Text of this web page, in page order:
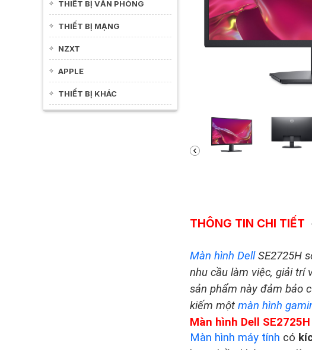
THIẾT BỊ VĂN PHÒNG
THIẾT BỊ MẠNG
NZXT
APPLE
THIẾT BỊ KHÁC
THÔNG TIN CHI TIẾT
Màn hình DellSE2725H
nhu cầu làm việc, giải trí
sản phẩm này đảm bảo
kiếm một màn hình
Màn hình Dell SE2725H
Màn hình máy tính có